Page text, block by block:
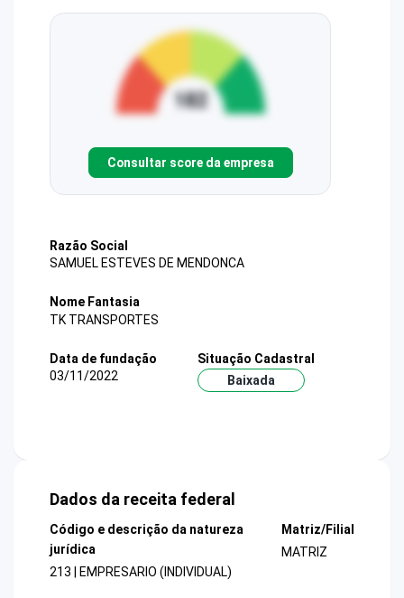
Consultar score da empresa
Razão Social
SAMUEL ESTEVES DE MENDONCA
Nome Fantasia
TK TRANSPORTES
Data de fundação
03/11/2022
Situação Cadastral
Baixada
Dados da receita federal
Código e descrição da natureza
jurídica
213 | EMPRESARIO (INDIVIDUAL)
Matriz/Filial
MATRIZ